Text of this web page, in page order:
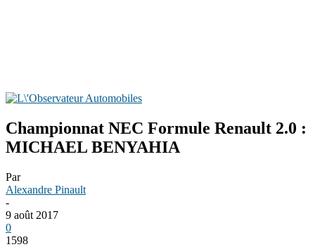
Championnat NEC Formule Renault 2.0 :
MICHAEL BENYAHIA
Par
Alexandre Pinault
-
9 août 2017
0
1598